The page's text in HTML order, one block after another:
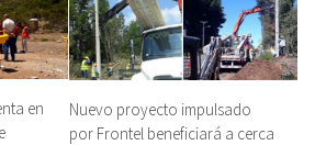
en
Nuevo proyecto impulsado
por Frontel beneficiará a cerca